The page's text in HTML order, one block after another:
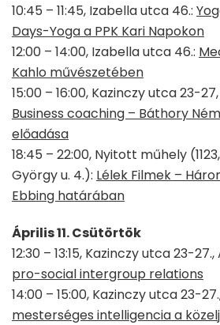
10:45 – 11:45, Izabella utca 46.:
Days-Yoga a PPK Kari Napokon
12:00 – 14:00, Izabella utca 46.:
Kahlo művészetében
15:00 – 16:00, Kazinczy utca 23-
Business coaching – Báthory
előadása
18:45 – 22:00, Nyitott műhely
György u. 4.): Lélek Filmek –
Ebbing határában
Április 11. Csütörtök
12:30 – 13:15, Kazinczy utca 23-27.,
pro-social intergroup relations
14:00 – 15:00, Kazinczy utca 23-
mesterséges intelligencia a